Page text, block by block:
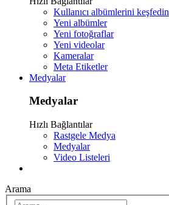
Kullanıcı albümlerini keşfedin
Yeni albümler
Yeni fotoğraflar
Yeni videolar
Kameralar
Meta Etiketler
Medyalar
Medyalar
Hızlı Bağlantılar
Rastgele Medya
Medyalar
Video Listeleri
Arama